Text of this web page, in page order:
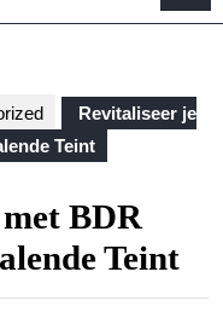
Revitaliseer je
Teint
BDR
Teint